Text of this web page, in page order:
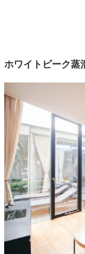
ホワイトピーク蒸